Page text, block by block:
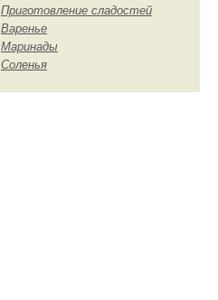
Приготовление сладостей
Варенье
Маринады
Соленья